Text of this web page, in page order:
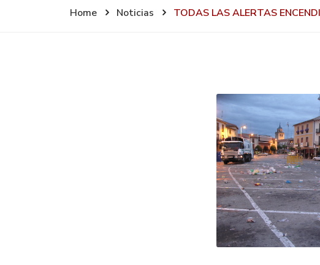
Home Noticias TODAS LAS ALERTAS